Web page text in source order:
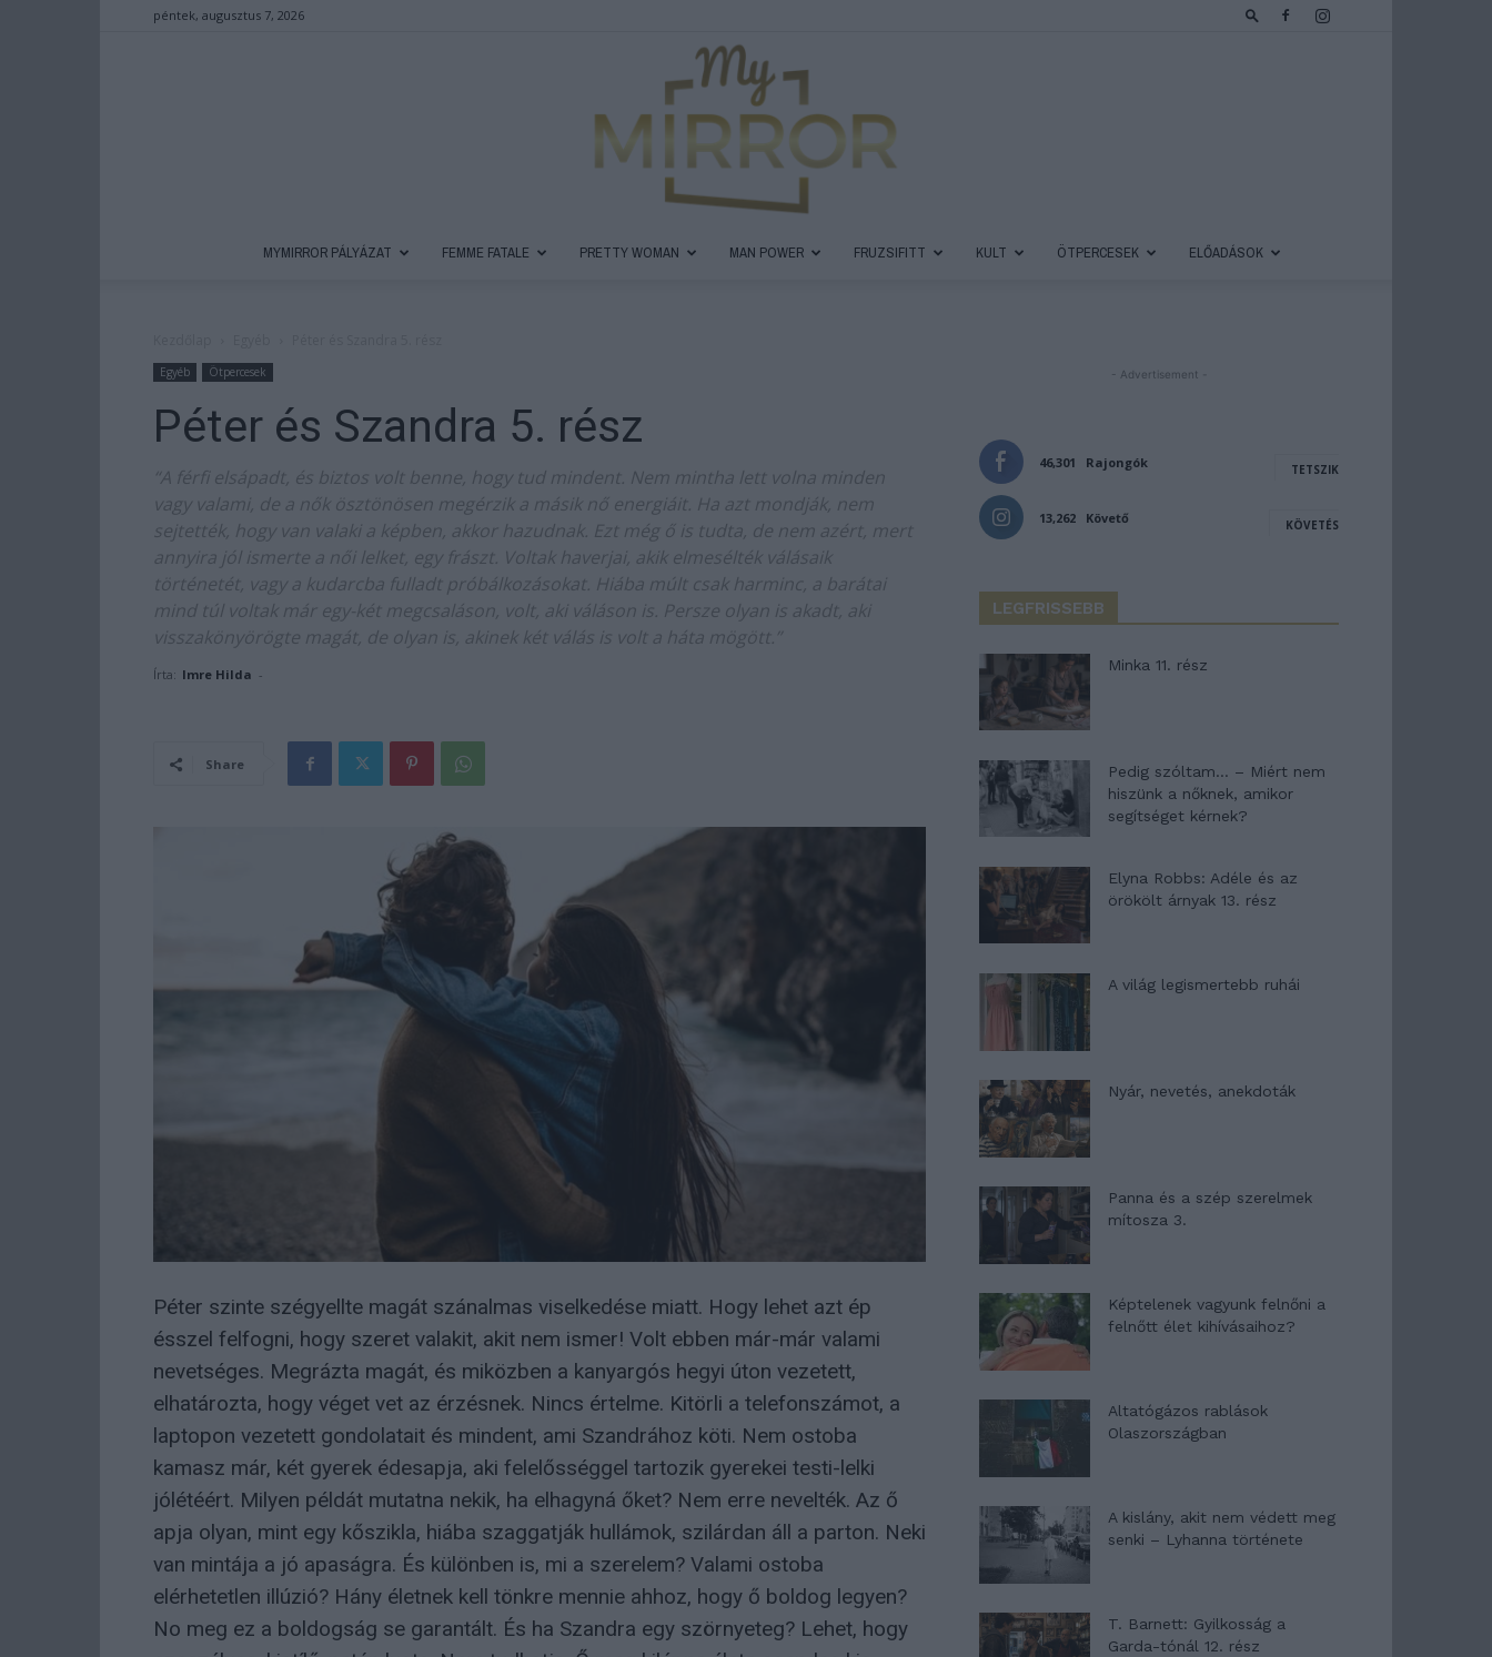
péntek, augusztus 7, 2026
MYMIRROR PÁLYÁZAT FEMME FATALE PRETTY WOMAN MAN POWER FRUZSIFITT KULT ÖTPERCESEK ELŐADÁSOK
Egyéb Ötpercesek
Péter és Szandra 5. rész
“A férfi elsápadt, és biztos volt benne, hogy tud mindent. Nem mintha lett volna minden
vagy valami, de a nők ösztönösen megérzik a másik nő energiáit. Ha azt mondják, nem
sejtették, hogy van valaki a képben, akkor hazudnak. Ezt még ő is tudta, de nem azért, mert
annyira jól ismerte a női lelket, egy frászt. Voltak haverjai, akik elmesélték válásaik
történetét, vagy a kudarcba fulladt próbálkozásokat. Hiába múlt csak harminc, a barátai
mind túl voltak már egy-két megcsaláson, volt, aki váláson is. Persze olyan is akadt, aki
visszakönyörögte magát, de olyan is, akinek két válás is volt a háta mögött.”
Írta: Imre Hilda -
Share
Péter szinte szégyellte magát szánalmas viselkedése miatt. Hogy lehet azt ép
ésszel felfogni, hogy szeret valakit, akit nem ismer! Volt ebben már-már valami
nevetséges. Megrázta magát, és miközben a kanyargós hegyi úton vezetett,
elhatározta, hogy véget vet az érzésnek. Nincs értelme. Kitörli a telefonszámot, a
laptopon vezetett gondolatait és mindent, ami Szandrához köti. Nem ostoba
kamasz már, két gyerek édesapja, aki felelősséggel tartozik gyerekei testi-lelki
jólétéért. Milyen példát mutatna nekik, ha elhagyná őket? Nem erre nevelték. Az ő
apja olyan, mint egy kőszikla, hiába szaggatják hullámok, szilárdan áll a parton. Neki
van mintája a jó apaságra. És különben is, mi a szerelem? Valami ostoba
elérhetetlen illúzió? Hány életnek kell tönkre mennie ahhoz, hogy ő boldog legyen?
No meg ez a boldogság se garantált. És ha Szandra egy szörnyeteg? Lehet, hogy
- Advertisement -
46,301 Rajongók TETSZIK
13,262 Követő KÖVETÉS
LEGFRISSEBB
Minka 11. rész
Pedig szóltam… – Miért nem
hiszünk a nőknek, amikor
segítséget kérnek?
Elyna Robbs: Adéle és az
örökölt árnyak 13. rész
A világ legismertebb ruhái
Nyár, nevetés, anekdoták
Panna és a szép szerelmek
mítosza 3.
Képtelenek vagyunk felnőni a
felnőtt élet kihívásaihoz?
Altatógázos rablások
Olaszországban
A kislány, akit nem védett meg
senki – Lyhanna története
T. Barnett: Gyilkosság a
Garda-tónál 12. rész